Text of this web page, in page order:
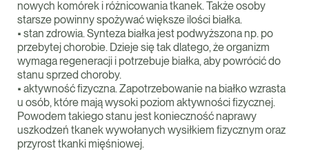
nowych komórek i różnicowania tkanek. Także osoby
starsze powinny spożywać większe ilości białka.
• stan zdrowia. Synteza białka jest podwyższona np. po
przebytej chorobie. Dzieje się tak dlatego, że organizm
wymaga regeneracji i potrzebuje białka, aby powrócić do
stanu sprzed choroby.
• aktywność fizyczna. Zapotrzebowanie na białko wzrasta
u osób, które mają wysoki poziom aktywności fizycznej.
Powodem takiego stanu jest konieczność naprawy
uszkodzeń tkanek wywołanych wysiłkiem fizycznym oraz
przyrost tkanki mięśniowej.